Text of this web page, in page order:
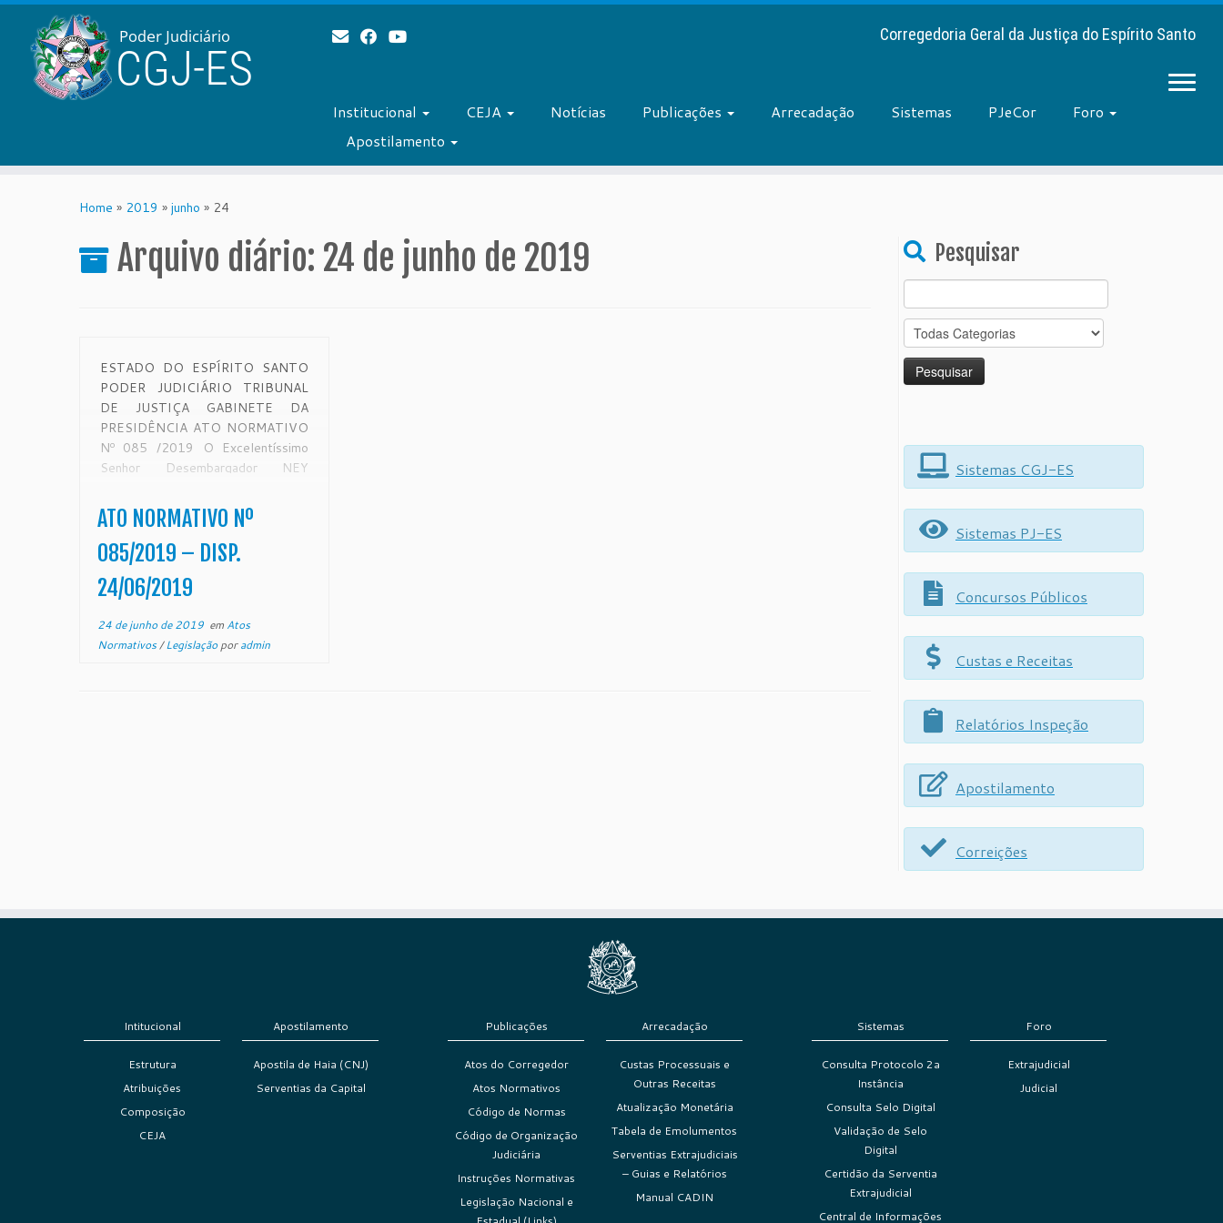
Corregedoria Geral da Justiça do Espírito Santo
Institucional CEJA Notícias Publicações Arrecadação Sistemas PJeCor
Foro
Apostilamento
Home » 2019 » junho » 24
Arquivo diário: 24 de junho de 2019
ESTADO DO ESPÍRITO SANTO
PODER JUDICIÁRIO TRIBUNAL
DE JUSTIÇA GABINETE DA
PRESIDÊNCIA ATO NORMATIVO
Nº 085 /2019 O Excelentíssimo
Senhor Desembargador NEY
em Exercício do Egrégio Tribunal de
Justiça do Estado do Espírito
Santo, no uso de suas atribuições
legais e, CONSIDERANDO o
disposto no artigo 58, […]
ATO NORMATIVO Nº
085/2019 – DISP.
24/06/2019
24 de junho de 2019 em Atos
Normativos/Legislaçãoporadmin
Pesquisar
for:
Sistemas CGJ-ES
Sistemas PJ-ES
Concursos Públicos
Custas e Receitas
Relatórios Inspeção
Apostilamento
Correições
Intitucional
Estrutura
Atribuições
Composição
CEJA
Apostilamento
Apostila de Haia (CNJ)
Serventias da Capital
Publicações
Atos do Corregedor
Atos Normativos
Código de Normas
Código de Organização
Judiciária
Instruções Normativas
Legislação Nacional e
Arrecadação
Custas Processuais e
Outras Receitas
Atualização Monetária
Tabela de Emolumentos
Serventias Extrajudiciais
– Guias e Relatórios
Manual CADIN
Sistemas
Consulta Protocolo 2a
Instância
Consulta Selo Digital
Validação de Selo
Digital
Certidão da Serventia
Extrajudicial
Central de Informações
Foro
Extrajudicial
Judicial